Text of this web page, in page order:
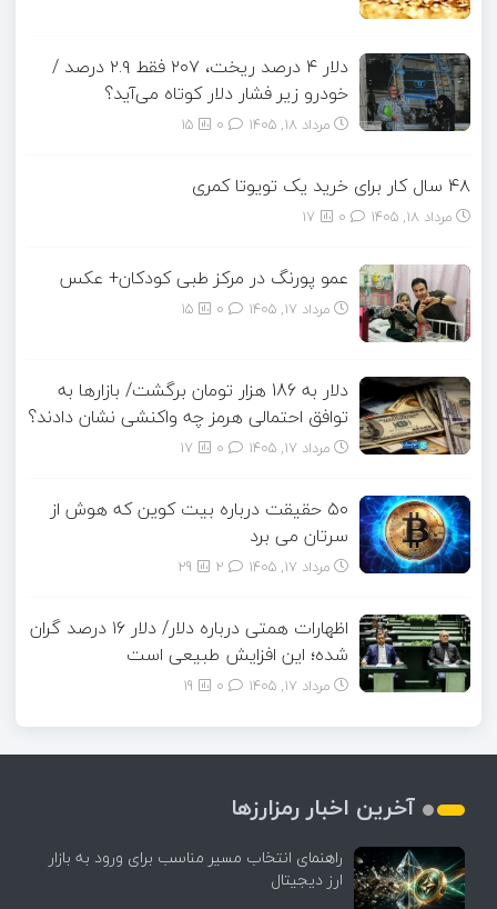
دلار ۴ درصد ریخت، ۲۰۷ فقط ۲.۹ درصد /
خودرو زیر فشار دلار کوتاه می‌آید؟
مرداد ۱۸, ۱۴۰۵ 15
۴۸ سال کار برای خرید یک تویوتا کمری
مرداد ۱۸, ۱۴۰۵ 17
عمو پورنگ در مرکز طبی کودکان+ عکس
مرداد ۱۷, ۱۴۰۵ 15
دلار به 186 هزار تومان برگشت/ بازارها به
توافق احتمالی هرمز چه واکنشی نشان دادند؟
مرداد ۱۷, ۱۴۰۵ 17
۵۰ حقیقت درباره بیت کوین که هوش از
سرتان می برد
مرداد ۱۷, ۱۴۰۵ 29
اظهارات همتی درباره دلار/ دلار ۱۶ درصد گران
شده؛ این افزایش طبیعی است
مرداد ۱۷, ۱۴۰۵ 19
آخرین اخبار رمزارزها
راهنمای انتخاب مسیر مناسب برای ورود به بازار
ارز دیجیتال